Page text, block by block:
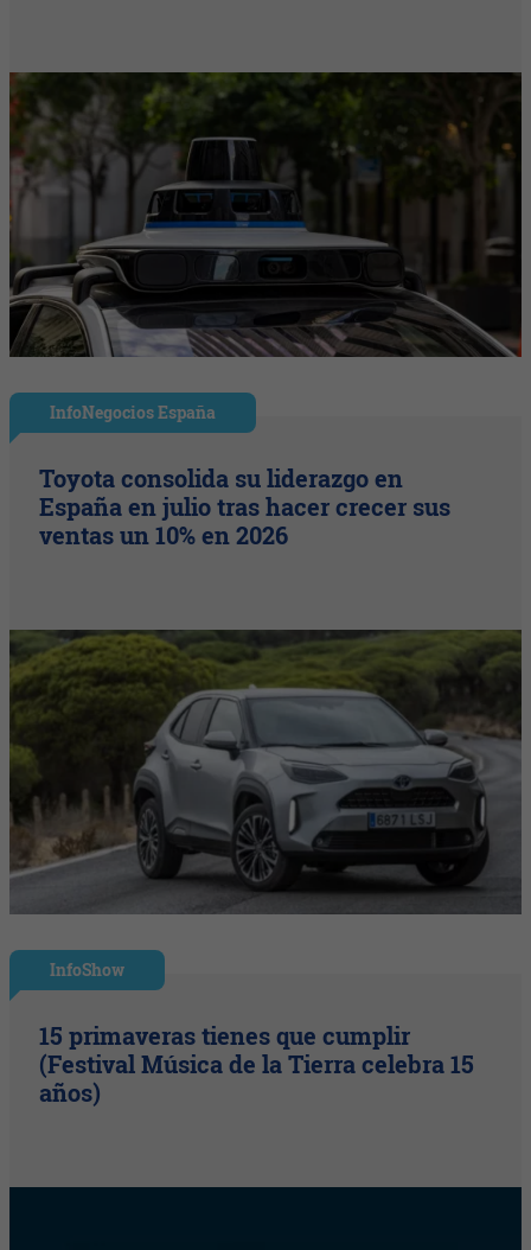
InfoNegocios España
Toyota consolida su liderazgo en
España en julio tras hacer crecer sus
ventas un 10% en 2026
InfoShow
15 primaveras tienes que cumplir
(Festival Música de la Tierra celebra 15
años)